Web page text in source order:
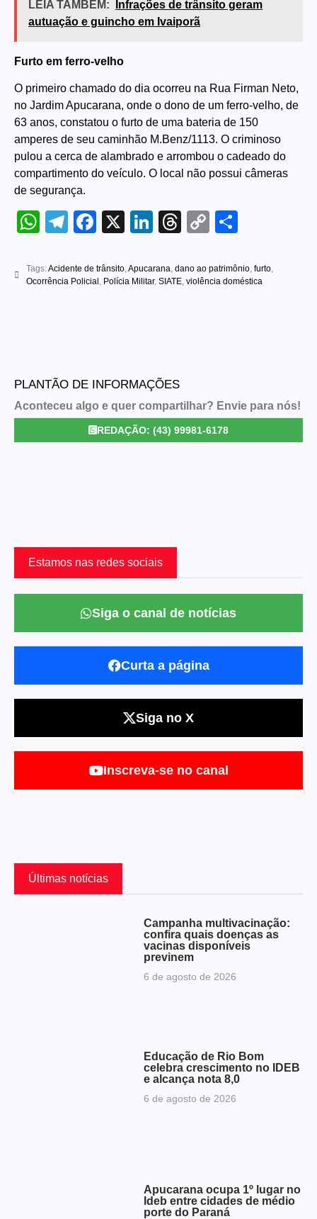
LEIA TAMBÉM:
Infrações de trânsito geram
autuação e guincho em Ivaiporã
Furto em ferro-velho
O primeiro chamado do dia ocorreu na Rua Firman Neto,
no Jardim Apucarana, onde o dono de um ferro-velho, de
63 anos, constatou o furto de uma bateria de 150
amperes de seu caminhão M.Benz/1113. O criminoso
pulou a cerca de alambrado e arrombou o cadeado do
compartimento do veículo. O local não possui câmeras
de segurança.
WhatsApp
Telegram
Facebook
X LinkedIn
Threads
Copy
Tags:Acidente de trânsito,Apucarana, dano ao patrimônio, furto,
Ocorrência Policial , Polícia Militar, SIATE, violência doméstica
PLANTÃO DE INFORMAÇÕES
Aconteceu algo e quer compartilhar? Envie para nós!
REDAÇÃO: (43) 99981-6178
Estamos nas redes sociais
Siga o canal de notícias
Curta a página
Siga no X
Inscreva-se no canal
Últimas notícias
Campanha multivacinação:
confira quais doenças as
vacinas disponíveis
previnem
6 de agosto de 2026
Educação de Rio Bom
celebra crescimento no IDEB
e alcança nota 8,0
6 de agosto de 2026
Apucarana ocupa 1º lugar no
Ideb entre cidades de médio
porte do Paraná